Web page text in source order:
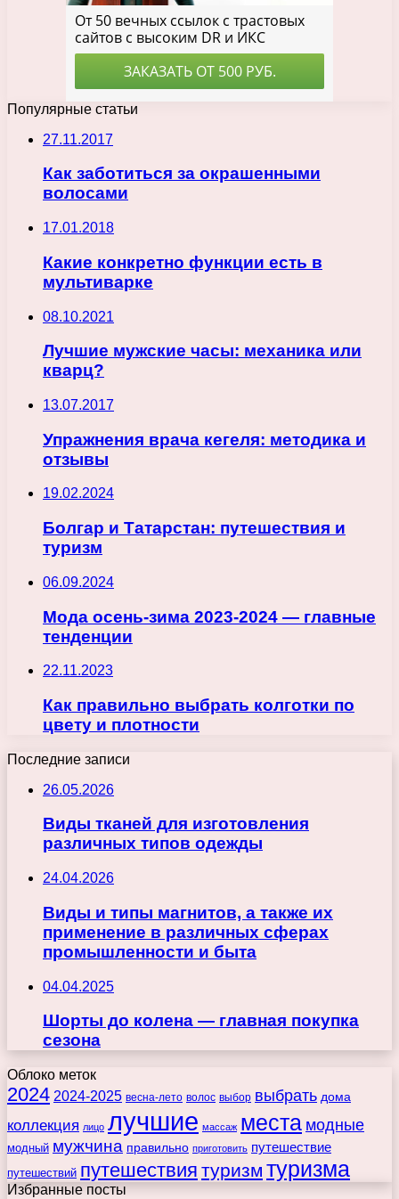
Популярные статьи
27.11.2017
Как заботиться за окрашенными
волосами
17.01.2018
Какие конкретно функции есть в
мультиварке
08.10.2021
Лучшие мужские часы: механика или
кварц?
13.07.2017
Упражнения врача кегеля: методика и
отзывы
19.02.2024
Болгар и Татарстан: путешествия и
туризм
06.09.2024
Мода осень-зима 2023-2024 — главные
тенденции
22.11.2023
Как правильно выбрать колготки по
цвету и плотности
Последние записи
26.05.2026
Виды тканей для изготовления
различных типов одежды
24.04.2026
Виды и типы магнитов, а также их
применение в различных сферах
промышленности и быта
04.04.2025
Шорты до колена — главная покупка
сезона
Облоко меток
2024 2024-2025 весна-лето волос выбор выбрать дома
коллекция лицо лучшие массаж места модные
модный мужчина правильно приготовить путешествие
путешествий путешествия туризм туризма
Избранные посты